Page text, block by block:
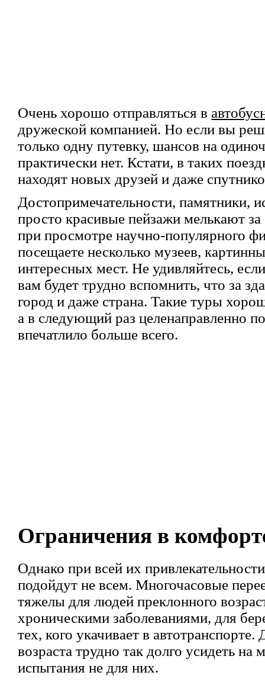
Очень хорошо отправляться в
дружеской компанией. Но если вы
только одну путевку, шансов на
практически нет. Кстати, в таких
находят новых друзей и даже
Достопримечательности, памятники,
просто красивые пейзажи мелькают за
при просмотре научно-популярного
посещаете несколько музеев,
интересных мест. Не удивляйтесь,
вам будет трудно вспомнить, что за
город и даже страна. Такие туры
а в следующий раз целенаправленно
впечатлило больше всего.
Ограничения в
Однако при всей их
подойдут не всем. Многочасовые
тяжелы для людей преклонного
хроническими заболеваниями, для
тех, кого укачивает в
возраста трудно так долго усидеть на
испытания не для них.